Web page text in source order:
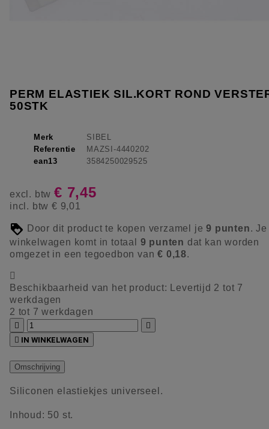
PERM ELASTIEK SIL.KORT ROND
50STK
Merk
SIBEL
Referentie
MAZSI-4440202
ean13
3584250029525
excl. btw € 7,45
incl. btw € 9,01
Door dit product te kopen verzamel je9 punten. Je
winkelwagen komt in totaal 9 punten dat kan worden
omgezet in een tegoedbon van€ 0,18.

Beschikbaarheid van het product:
Levertijd 2 tot 7
werkdagen
2 tot 7 werkdagen


 IN WINKELWAGEN
Omschrijving
Siliconen elastiekjes universeel.
Inhoud: 50 st.